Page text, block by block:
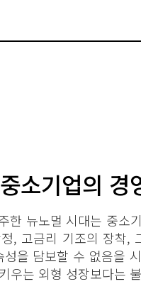
소기업의 경
한 뉴노멀 시대는 중소
, 고금리 기조의 장착,
을 담보할 수 없음을
우는 외형 성장보다는